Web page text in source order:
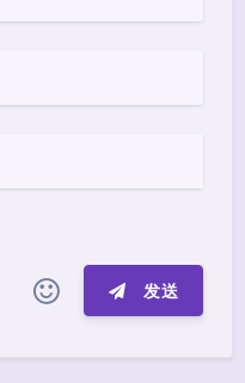
发送
(☆ω☆)